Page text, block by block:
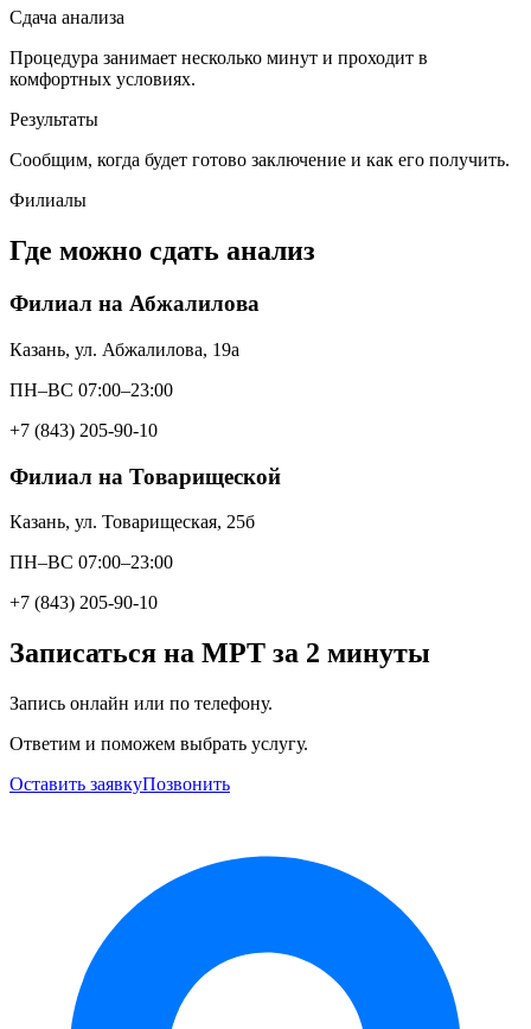
Сдача анализа
Процедура занимает несколько минут и проходит в
комфортных условиях.
Результаты
Сообщим, когда будет готово заключение и как его получить.
Филиалы
Где можно сдать анализ
Филиал на Абжалилова
Казань, ул. Абжалилова, 19а
ПН–ВС 07:00–23:00
+7 (843) 205-90-10
Филиал на Товарищеской
Казань, ул. Товарищеская, 25б
ПН–ВС 07:00–23:00
+7 (843) 205-90-10
Записаться на МРТ за 2 минуты
Запись онлайн или по телефону.
Ответим и поможем выбрать услугу.
Оставить заявкуПозвонить